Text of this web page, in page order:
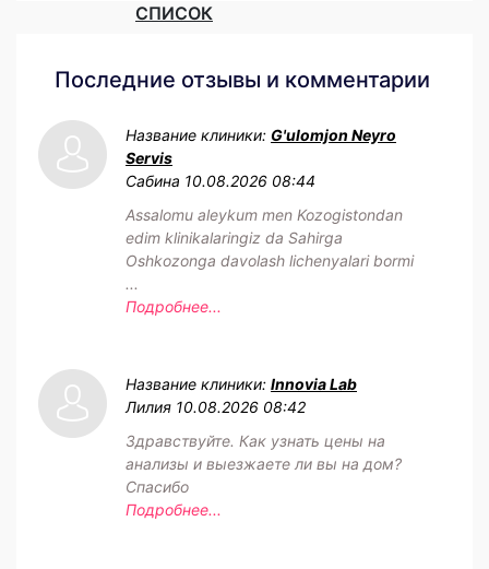
СПИСОК
Последние отзывы и комментарии
Название клиники: G'ulomjon Neyro
Servis
Сабина 10.08.2026 08:44
Assalomu aleykum men Kozogistondan
edim klinikalaringiz da Sahirga
Oshkozonga davolash lichenyalari bormi
...
Подробнее...
Название клиники: Innovia Lab
Лилия 10.08.2026 08:42
Здравствуйте. Как узнать цены на
анализы и выезжаете ли вы на дом?
Спасибо
Подробнее...